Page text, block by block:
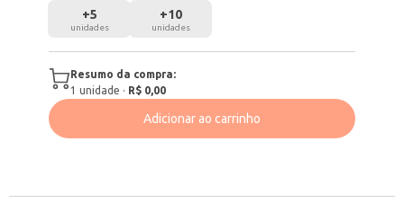
+5
unidades
+10
unidades
Resumo da compra:
1 unidade · R$ 0,00
Adicionar ao carrinho